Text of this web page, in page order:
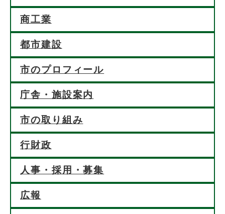
商工業
都市建設
市のプロフィール
庁舎・施設案内
市の取り組み
行財政
人事・採用・募集
広報